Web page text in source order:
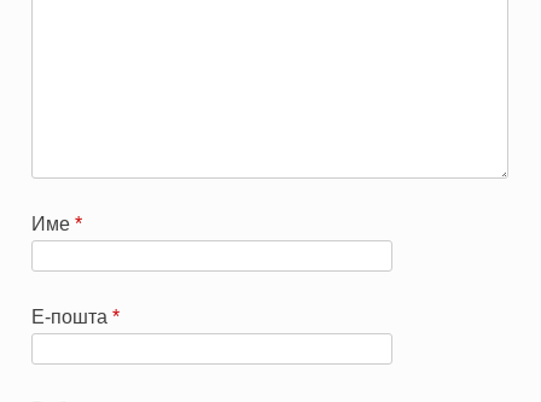
Име*
Е-пошта*